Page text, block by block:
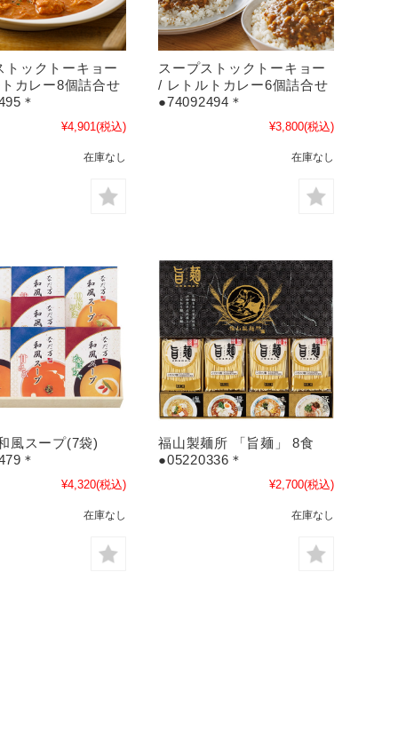
トックトーキョー
カレー8個詰合せ
＊
¥4,901(税込)
在庫なし
スープストックトーキョー
/ レトルトカレー6個詰合せ
●74092494＊
¥3,800(税込)
在庫なし
風スープ(7袋)
＊
¥4,320(税込)
在庫なし
福山製麺所 「旨麺」 8食
●05220336＊
¥2,700(税込)
在庫なし